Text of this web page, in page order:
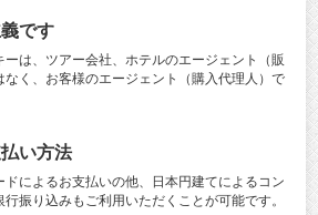
です
ーは、ツアー会社、ホテルのエージェント（販
なく、お客様のエージェント（購入代理人）で
い方法
ドによるお支払いの他、日本円建てによるコン
行振り込みもご利用いただくことが可能です。